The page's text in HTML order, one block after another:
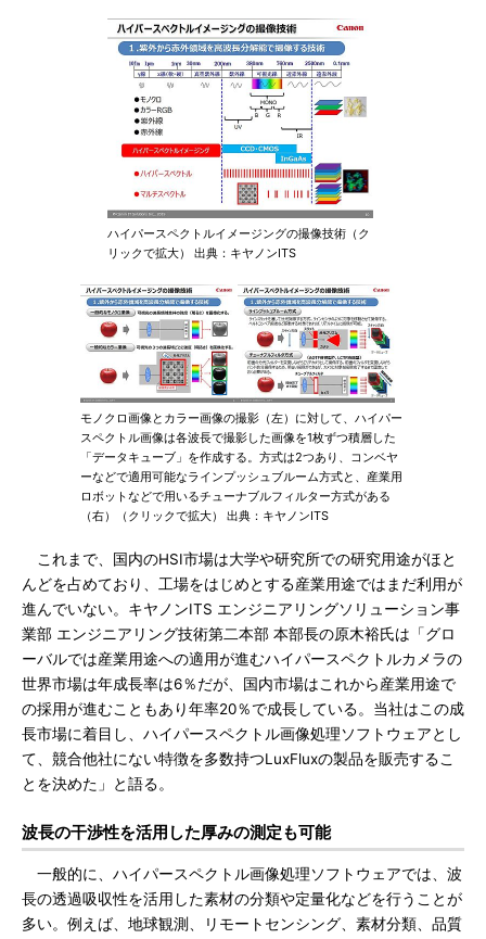
ハイパースペクトルイメージングの撮像技術（ク
リックで拡大） 出典：キヤノンITS
モノクロ画像とカラー画像の撮影（左）に対して、ハイパー
スペクトル画像は各波長で撮影した画像を1枚ずつ積層した
「データキューブ」を作成する。方式は2つあり、コンベヤ
ーなどで適用可能なラインプッシュブルーム方式と、産業用
ロボットなどで用いるチューナブルフィルター方式がある
（右）（クリックで拡大） 出典：キヤノンITS
これまで、国内のHSI市場は大学や研究所での研究用途がほと
んどを占めており、工場をはじめとする産業用途ではまだ利用が
進んでいない。キヤノンITS エンジニアリングソリューション事
業部 エンジニアリング技術第二本部 本部長の原木裕氏は「グロ
ーバルでは産業用途への適用が進むハイパースペクトルカメラの
世界市場は年成長率は6％だが、国内市場はこれから産業用途で
の採用が進むこともあり年率20％で成長している。当社はこの成
長市場に着目し、ハイパースペクトル画像処理ソフトウェアとし
て、競合他社にない特徴を多数持つLuxFluxの製品を販売するこ
とを決めた」と語る。
波長の干渉性を活用した厚みの測定も可能
一般的に、ハイパースペクトル画像処理ソフトウェアでは、波
長の透過吸収性を活用した素材の分類や定量化などを行うことが
多い。例えば、地球観測、リモートセンシング、素材分類、品質